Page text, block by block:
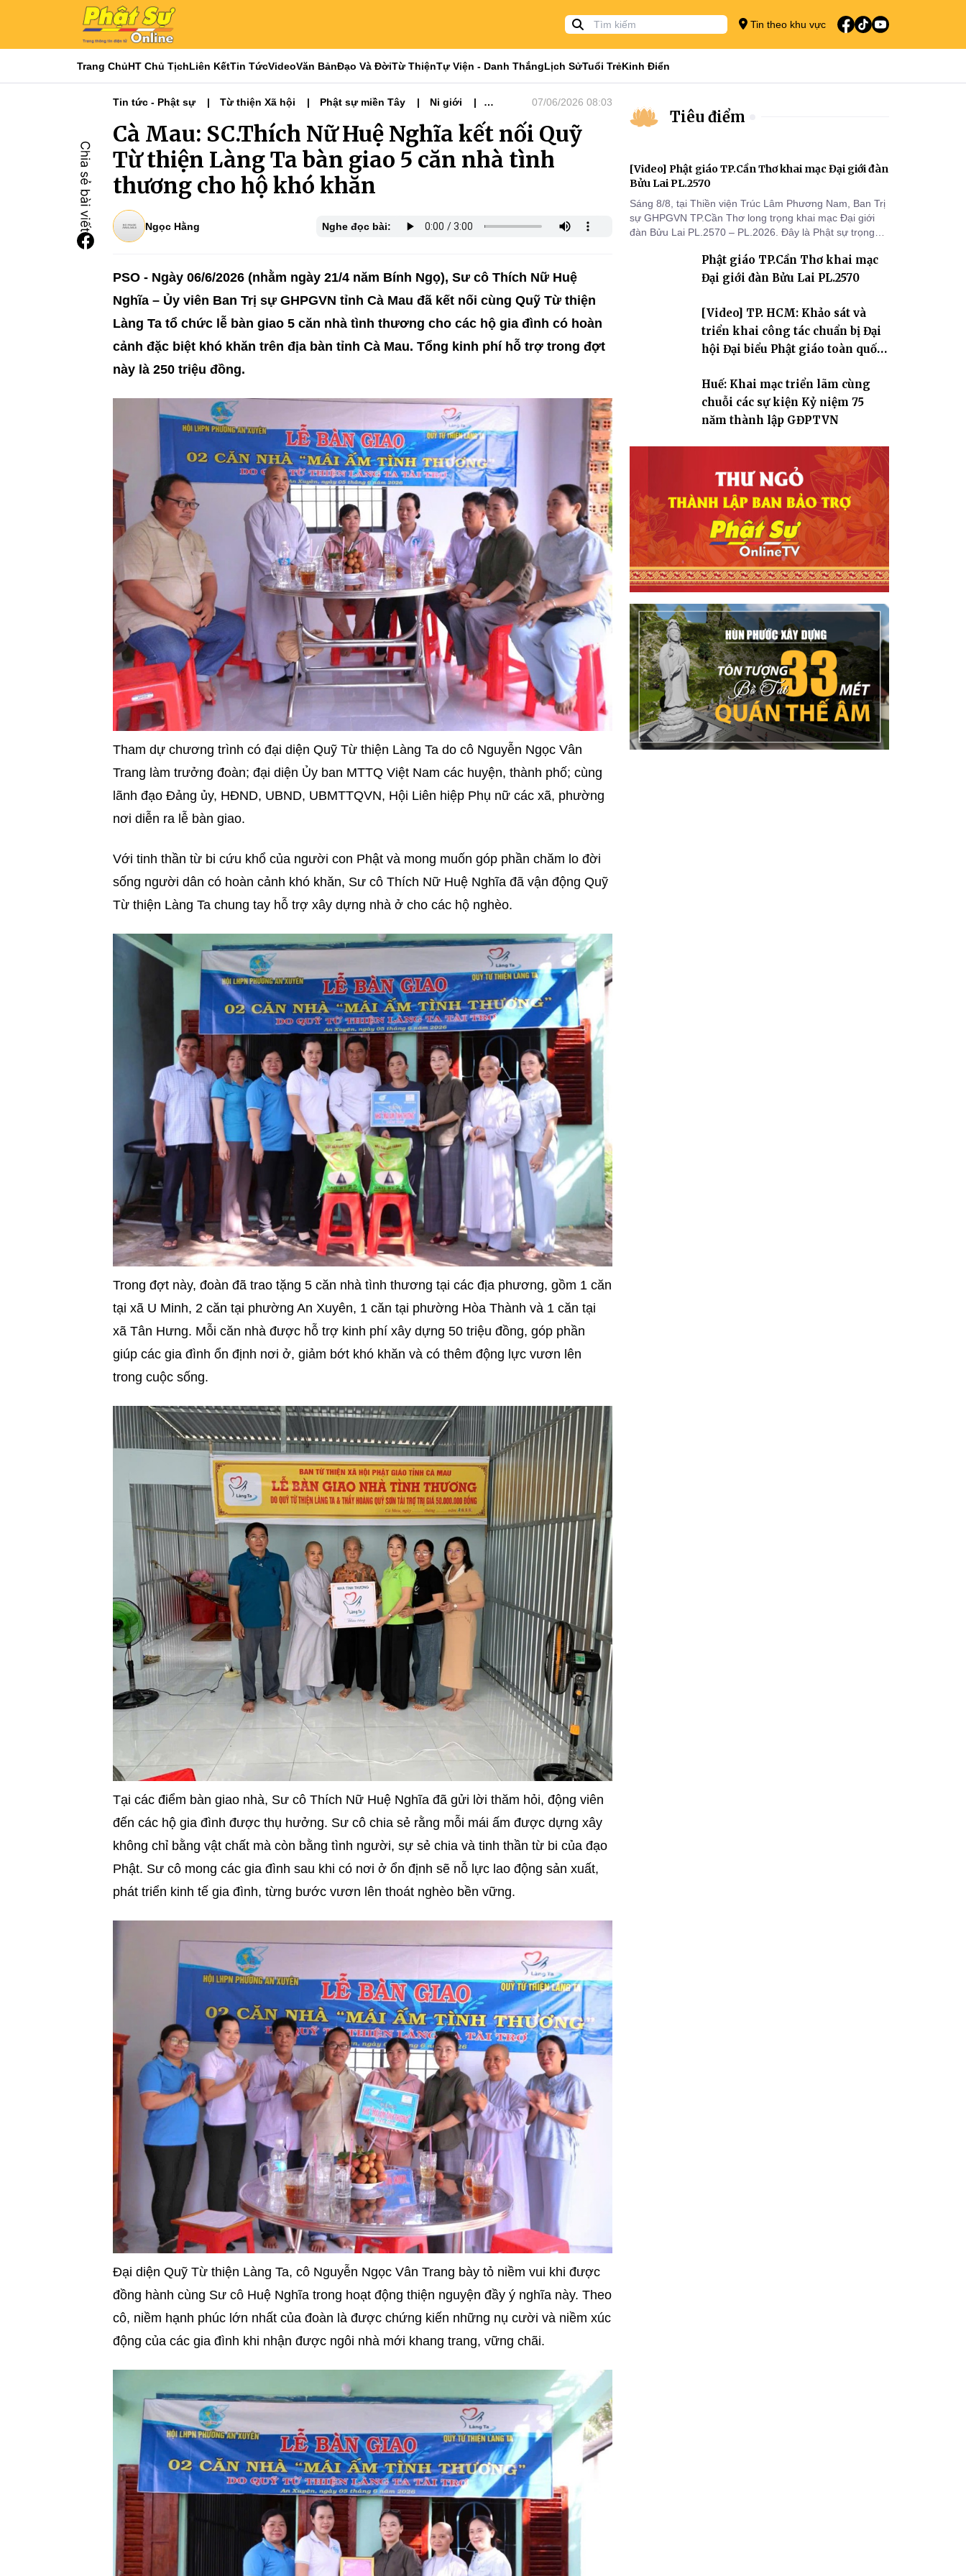
Tin theo khu vực
Trang ChủHT Chủ TịchLiên KếtTin TứcVideoVăn BảnĐạo Và ĐờiTừ ThiệnTự Viện - Danh ThắngLịch SửTuổi TrẻKinh Điển
Tin tức - Phật sự Từ thiện Xã hội Phật sự miền Tây
Ni giới
07/06/2026 08:03
Cà Mau: SC.Thích Nữ Huệ Nghĩa kết nối Quỹ
Từ thiện Làng Ta bàn giao 5 căn nhà tình
thương cho hộ khó khăn
Ngọc Hằng Nghe đọc bài:
PSO - Ngày 06/6/2026 (nhằm ngày 21/4 năm Bính Ngọ), Sư cô Thích Nữ Huệ
Nghĩa – Ủy viên Ban Trị sự GHPGVN tỉnh Cà Mau đã kết nối cùng Quỹ Từ thiện
Làng Ta tổ chức lễ bàn giao 5 căn nhà tình thương cho các hộ gia đình có hoàn
cảnh đặc biệt khó khăn trên địa bàn tỉnh Cà Mau. Tổng kinh phí hỗ trợ trong đợt
này là 250 triệu đồng.
Tham dự chương trình có đại diện Quỹ Từ thiện Làng Ta do cô Nguyễn Ngọc Vân
Trang làm trưởng đoàn; đại diện Ủy ban MTTQ Việt Nam các huyện, thành phố; cùng
lãnh đạo Đảng ủy, HĐND, UBND, UBMTTQVN, Hội Liên hiệp Phụ nữ các xã, phường
nơi diễn ra lễ bàn giao.
Với tinh thần từ bi cứu khổ của người con Phật và mong muốn góp phần chăm lo đời
sống người dân có hoàn cảnh khó khăn, Sư cô Thích Nữ Huệ Nghĩa đã vận động Quỹ
Từ thiện Làng Ta chung tay hỗ trợ xây dựng nhà ở cho các hộ nghèo.
Trong đợt này, đoàn đã trao tặng 5 căn nhà tình thương tại các địa phương, gồm 1 căn
tại xã U Minh, 2 căn tại phường An Xuyên, 1 căn tại phường Hòa Thành và 1 căn tại
xã Tân Hưng. Mỗi căn nhà được hỗ trợ kinh phí xây dựng 50 triệu đồng, góp phần
giúp các gia đình ổn định nơi ở, giảm bớt khó khăn và có thêm động lực vươn lên
trong cuộc sống.
Tại các điểm bàn giao nhà, Sư cô Thích Nữ Huệ Nghĩa đã gửi lời thăm hỏi, động viên
đến các hộ gia đình được thụ hưởng. Sư cô chia sẻ rằng mỗi mái ấm được dựng xây
không chỉ bằng vật chất mà còn bằng tình người, sự sẻ chia và tinh thần từ bi của đạo
Phật. Sư cô mong các gia đình sau khi có nơi ở ổn định sẽ nỗ lực lao động sản xuất,
phát triển kinh tế gia đình, từng bước vươn lên thoát nghèo bền vững.
Đại diện Quỹ Từ thiện Làng Ta, cô Nguyễn Ngọc Vân Trang bày tỏ niềm vui khi được
đồng hành cùng Sư cô Huệ Nghĩa trong hoạt động thiện nguyện đầy ý nghĩa này. Theo
cô, niềm hạnh phúc lớn nhất của đoàn là được chứng kiến những nụ cười và niềm xúc
động của các gia đình khi nhận được ngôi nhà mới khang trang, vững chãi.
Tiêu điểm
[Video] Phật giáo TP.Cần Thơ khai mạc Đại giới đàn
Bửu Lai PL.2570
Sáng 8/8, tại Thiền viện Trúc Lâm Phương Nam, Ban Trị
sự GHPGVN TP.Cần Thơ long trọng khai mạc Đại giới
đàn Bửu Lai PL.2570 – PL.2026. Đây là Phật sự trọng
của Đại hội Phật giáo thành phố lần thứ I, thể hiện sự
quan tâm đối với công tác truyền giới, đào tạo Tăng tài
Phật giáo TP.Cần Thơ khai mạc
Đại giới đàn Bửu Lai PL.2570
[Video] TP. HCM: Khảo sát và
triển khai công tác chuẩn bị Đại
hội Đại biểu Phật giáo toàn quốc
Huế: Khai mạc triển lãm cùng
chuỗi các sự kiện Kỷ niệm 75
năm thành lập GĐPTVN